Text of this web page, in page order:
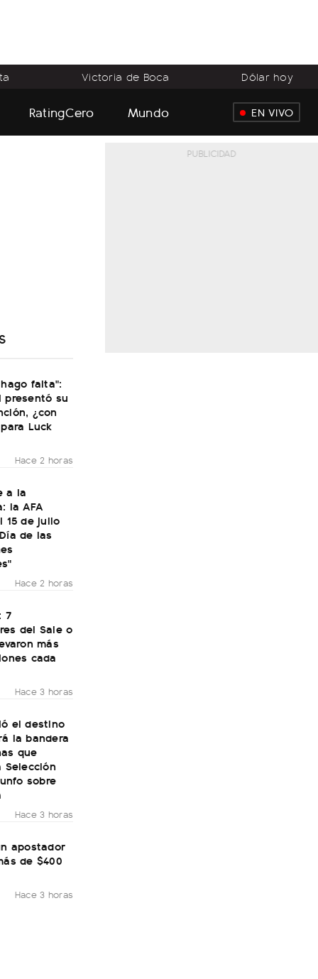
Victoria de Boca Dólar hoy
RatingCero Mundo EN VIVO
falta":
presentó su
¿con
Luck
Hace 2 horas
a la
la AFA
15 de julio
de las
Hace 2 horas
7
del Sale o
más
cada
Hace 3 horas
el destino
la bandera
que
sobre
Hace 3 horas
apostador
de $400
Hace 3 horas